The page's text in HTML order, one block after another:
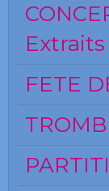
Extraits
FETE